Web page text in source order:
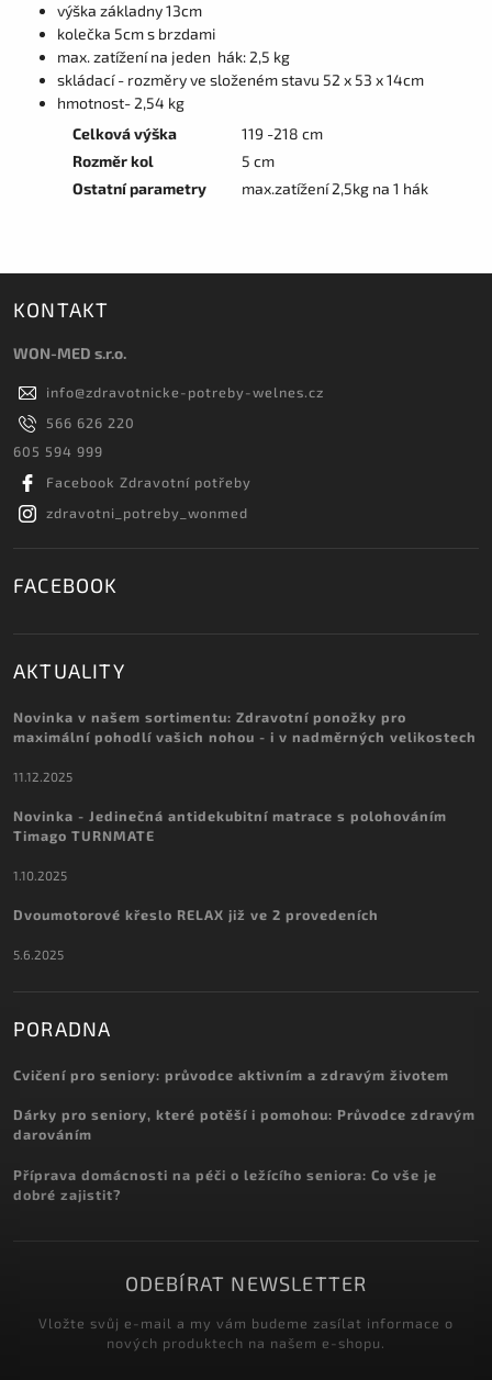
výška základny 13cm
kolečka 5cm s brzdami
max. zatížení na jeden hák: 2,5 kg
skládací - rozměry ve složeném stavu 52 x 53 x 14cm
hmotnost- 2,54 kg
Celková výška
119 -218 cm
Rozměr kol
5 cm
Ostatní parametry
max.zatížení 2,5kg na 1 hák
KONTAKT
WON-MED s.r.o.
info@zdravotnicke-potreby-welnes.cz
566 626 220
605 594 999
Facebook Zdravotní potřeby
zdravotni_potreby_wonmed
FACEBOOK
AKTUALITY
Novinka v našem sortimentu: Zdravotní ponožky pro
maximální pohodlí vašich nohou - i v nadměrných velikostech
11.12.2025
Novinka - Jedinečná antidekubitní matrace s polohováním
Timago TURNMATE
1.10.2025
Dvoumotorové křeslo RELAX již ve 2 provedeních
5.6.2025
PORADNA
Cvičení pro seniory: průvodce aktivním a zdravým životem
Dárky pro seniory, které potěší i pomohou: Průvodce zdravým
darováním
Příprava domácnosti na péči o ležícího seniora: Co vše je
dobré zajistit?
ODEBÍRAT NEWSLETTER
Vložte svůj e-mail a my vám budeme zasílat informace o
nových produktech na našem e-shopu.